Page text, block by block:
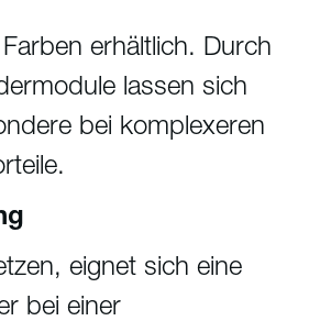
erhältlich. Durch
lassen sich
bei komplexeren
eignet sich eine
bei einer